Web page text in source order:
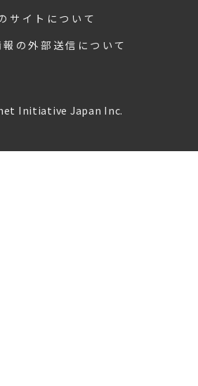
サイトについて
の外部送信について
Initiative Japan Inc.